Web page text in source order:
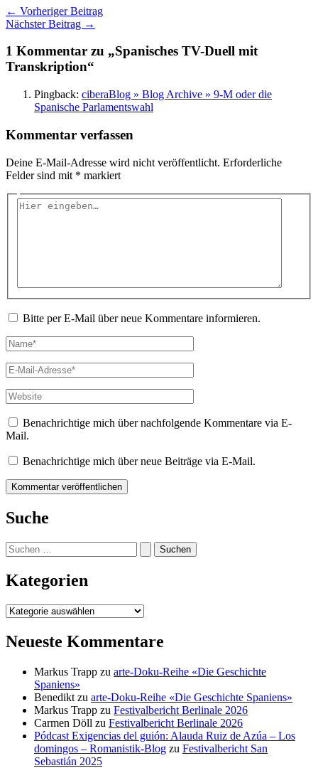
← Vorheriger Beitrag
Nächster Beitrag →
1 Kommentar zu „Spanisches TV-Duell mit
Transkription“
Pingback: ciberaBlog » Blog Archive » 9-M oder die
Spanische Parlamentswahl
Kommentar verfassen
Deine E-Mail-Adresse wird nicht veröffentlicht. Erforderliche
Felder sind mit * markiert
Hier
Bitte per E-Mail über neue Kommentare informieren.
Name*
E-
Mail-
Adresse*
Website
Benachrichtige mich über nachfolgende Kommentare via E-
Mail.
Benachrichtige mich über neue Beiträge via E-Mail.
Suche
Suchen
nach:
Kategorien
Kategorien
Neueste Kommentare
Markus Trapp zu arte-Doku-Reihe «Die Geschichte
Spaniens»
Benedikt zu arte-Doku-Reihe «Die Geschichte Spaniens»
Markus Trapp zu Festivalbericht Berlinale 2026
Carmen Döll zu Festivalbericht Berlinale 2026
Pódcast Exigencias del guión: Alauda Ruiz de Azúa – Los
domingos – Romanistik-Blog zu Festivalbericht San
Sebastián 2025